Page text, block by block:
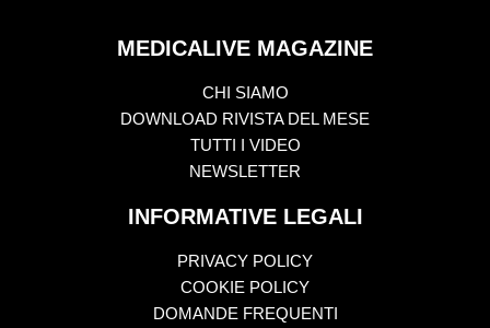
MEDICALIVE MAGAZINE
CHI SIAMO
DOWNLOAD RIVISTA DEL MESE
TUTTI I VIDEO
NEWSLETTER
INFORMATIVE LEGALI
PRIVACY POLICY
COOKIE POLICY
DOMANDE FREQUENTI